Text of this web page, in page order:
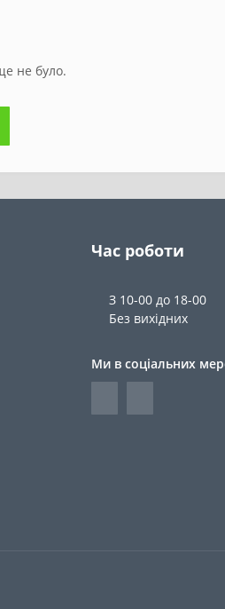
не було.
Час роботи
З 10-00 до 18-00
Без вихідних
Ми в соціальних